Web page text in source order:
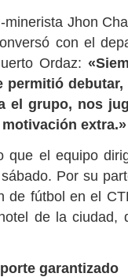
minerista Jhon
con el
Ordaz:
permitió
el grupo, nos
extra.»
que el equipo
Por su
de fútbol en el
de la ciudad,
garantizado